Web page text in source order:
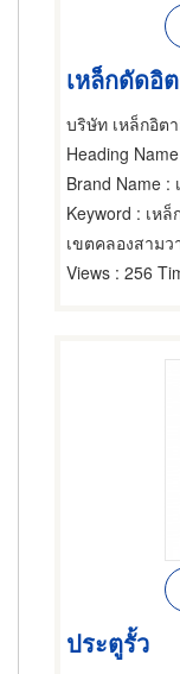
เหล็กดัดอิ
บริษัท เหล็กอิต
Heading Name
Brand Name :
Keyword : เห
เขตคลองสามว
Views : 256
ประตูรั้ว